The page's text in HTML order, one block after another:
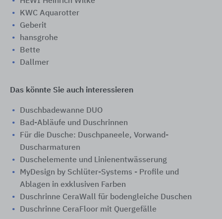
KWC Aquarotter
Geberit
hansgrohe
Bette
Dallmer
Das könnte Sie auch interessieren
Duschbadewanne DUO
Bad-Abläufe und Duschrinnen
Für die Dusche: Duschpaneele, Vorwand-
Duscharmaturen
Duschelemente und Linienentwässerung
MyDesign by Schlüter-Systems - Profile und
Ablagen in exklusiven Farben
Duschrinne CeraWall für bodengleiche Duschen
Duschrinne CeraFloor mit Quergefälle